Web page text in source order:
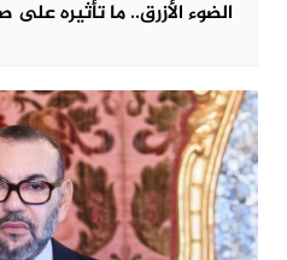
الضوء الأزرق.. ما تأثيره